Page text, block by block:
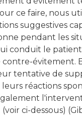
ce faire, nous
suggestives
pendant les
conduit le
contre-évitement.
tentative de
réactions
ci-dessous)